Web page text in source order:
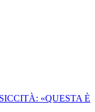
«QUESTA È